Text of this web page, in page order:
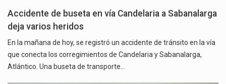
Accidente de buseta en vía Candelaria a Sabanalarga
deja varios heridos
En la mañana de hoy, se registró un accidente de tránsito en la vía
que conecta los corregimientos de Candelaria y Sabanalarga,
Atlántico. Una buseta de transporte…